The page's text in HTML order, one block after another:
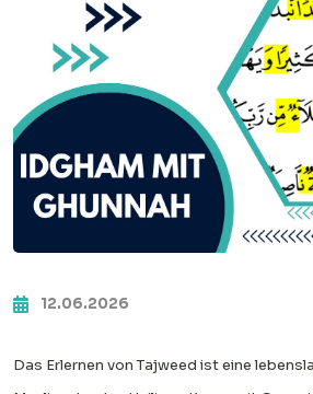
12.06.2026
Das Erlernen von Tajweed ist eine